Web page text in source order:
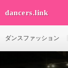
dancers.link
ダンスファッション